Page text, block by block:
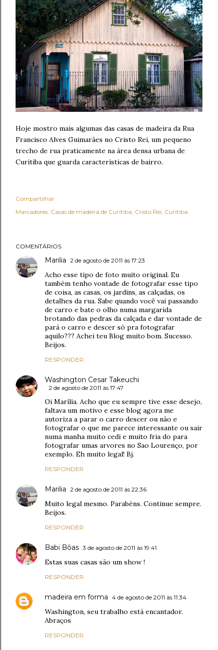
Hoje mostro mais algumas das casas de madeira da Rua
Francisco Alves Guimarães no Cristo Rei, um pequeno
trecho de rua praticamente na área densa urbana de
Curitiba que guarda características de bairro.
Compartilhar
Marcadores: Casas de madeira de Curitiba Cristo Rei Curitiba
COMENTÁRIOS
Marilia 2 de agosto de 2011 às 17:23
Acho esse tipo de foto muito original. Eu
também tenho vontade de fotografar esse tipo
de coisa, as casas, os jardins, as calçadas, os
detalhes da rua. Sabe quando você vai passando
de carro e bate o olho numa margarida
brotando das pedras da calçada e dar vontade de
pará o carro e descer só pra fotografar
aquilo??? Achei teu Blog muito bom. Sucesso.
Beijos.
RESPONDER
Washington Cesar Takeuchi
2 de agosto de 2011 às 17:47
Oi Marília. Acho que eu sempre tive esse desejo,
faltava um motivo e esse blog agora me
autoriza a parar o carro descer ou não e
fotografar o que me parece interessante ou sair
numa manha muito cedi e muito fria do para
fotografar umas arvores no Sao Lourenço, por
exemplo. Eh muito legal! Bj.
RESPONDER
Marilia 2 de agosto de 2011 às 22:36
Muito legal mesmo. Parabéns. Continue sempre.
Beijos.
RESPONDER
Babi Bôas 3 de agosto de 2011 às 19:41
Estas suas casas são um show !
RESPONDER
madeira em forma 4 de agosto de 2011 às 11:34
Washington, seu trabalho está encantador.
Abraços
RESPONDER